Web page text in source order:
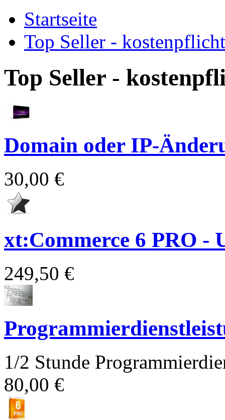
Startseite
Top Seller -
Top Seller -
Domain oder IP-
30,00 €
xt:Commerce 6 PRO -
249,50 €
1/2 Stunde
80,00 €